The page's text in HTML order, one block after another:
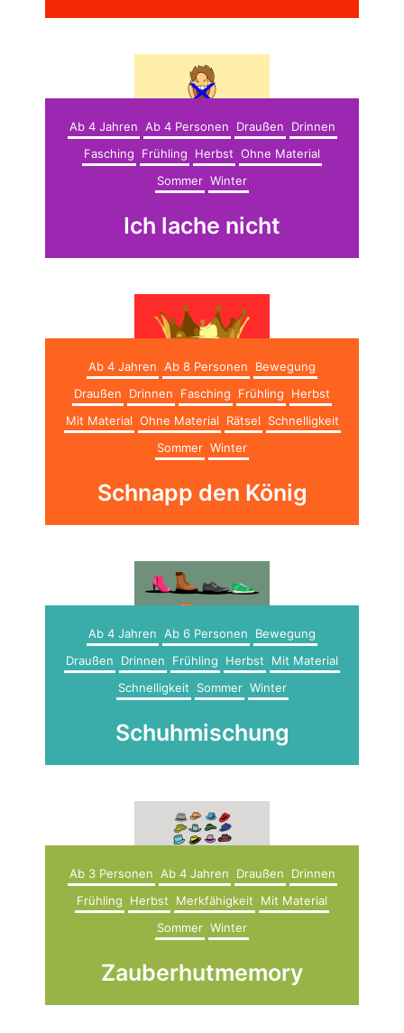
Ab 4 Jahren Ab 4 Personen Draußen
Drinnen
Fasching
Frühling Herbst Ohne Material
Sommer Winter
Ich lache nicht
Ab 4 Jahren Ab 8 Personen
Bewegung
Draußen
Drinnen Fasching Frühling
Herbst
Mit Material Ohne Material Rätsel
Schnelligkeit
Sommer Winter
Schnapp den König
Ab 4 Jahren Ab 6 Personen
Bewegung
Draußen
Drinnen Frühling Herbst
Mit Material
Schnelligkeit
Sommer Winter
Schuhmischung
Ab 3 Personen Ab 4 Jahren Draußen
Drinnen
Frühling
Herbst Merkfähigkeit
Mit Material
Sommer Winter
Zauberhutmemory